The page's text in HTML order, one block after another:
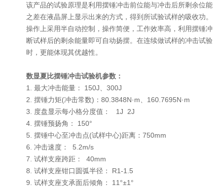
该产品的试验原理是利用摆锤冲击前位能与冲击后所剩余位能
之差在液晶屏上显示出来的方式，得到所试验试样的吸收功。
操作上采用半自动控制，操作简便，工作效率高，利用摆锤冲
断试样后的剩余能量即可自动扬摆。在连续做试样的冲击试验
时，更能体现其优越性。
数显夏比摆锤冲击试验机参数：
1. 最大冲击能量： 150J、300J
2. 摆锤力矩(冲击常数)：80.3848N·m、160.7695N·m
3. 度盘显示每小格分度值： 1J 2J
4. 摆锤预扬角： 150°
5. 摆锤中心至冲击点(试样中心)距离：750mm
6. 冲击速度： 5.2m/s
7. 试样支座跨距： 40mm
8. 试样支座钳口圆弧半径： R1-1.5
9. 试样支座支承面后倾角： 11°±1°